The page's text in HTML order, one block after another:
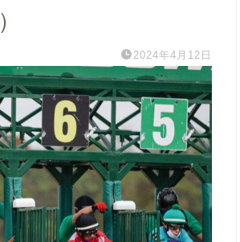
2024年4月12日